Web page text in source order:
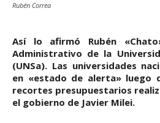
Rubén Correa
Así lo afirmó Rubén
Administrativo de la
(UNSa). Las universidades
en «estado de alerta» luego
recortes presupuestarios
el gobierno de Javier Milei.